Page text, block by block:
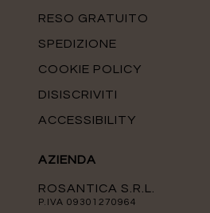
RESO GRATUITO
SPEDIZIONE
COOKIE POLICY
DISISCRIVITI
ACCESSIBILITY
AZIENDA
ROSANTICA S.R.L.
P.IVA 09301270964